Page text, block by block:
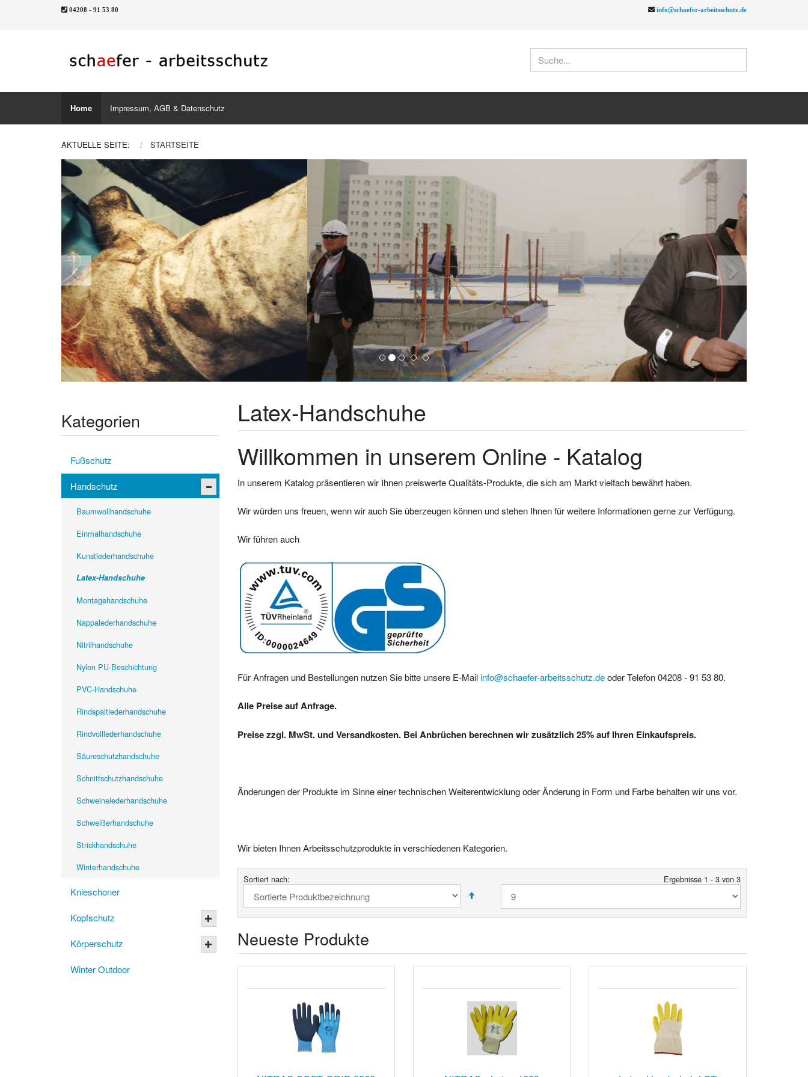
04208 - 91 53 80 info@schaefer-arbeitsschutz.de
Home Impressum, AGB & Datenschutz
AKTUELLE SEITE: STARTSEITE
Previous Next
Latex-Handschuhe
Willkommen in unserem Online - Katalog
In unserem Katalog präsentieren wir Ihnen preiswerte Qualitäts-Produkte, die sich am Markt vielfach bewährt haben.
Wir würden uns freuen, wenn wir auch Sie überzeugen können und stehen Ihnen für weitere Informationen gerne zur Verfügung.
Wir führen auch
Für Anfragen und Bestellungen nutzen Sie bitte unsere E-Mailinfo@schaefer-arbeitsschutz.deoder Telefon 04208 - 91 53 80.
Alle Preise auf Anfrage.
Preise zzgl. MwSt. und Versandkosten. Bei Anbrüchen berechnen wir zusätzlich 25% auf Ihren Einkaufspreis.
Änderungen der Produkte im Sinne einer technischen Weiterentwicklung oder Änderung in Form und Farbe behalten wir uns vor.
Wir bieten Ihnen Arbeitsschutzprodukte in verschiedenen Kategorien.
Sortiert nach: Ergebnisse 1 - 3 von 3
Neueste Produkte
Kategorien
Fußschutz
Handschutz
Baumwollhandschuhe
Einmalhandschuhe
Kunstlederhandschuhe
Latex-Handschuhe
Montagehandschuhe
Nappalederhandschuhe
Nitrilhandschuhe
Nylon PU-Beschichtung
PVC-Handschuhe
Rindspaltlederhandschuhe
Rindvolllederhandschuhe
Säureschutzhandschuhe
Schnittschutzhandschuhe
Schweinelederhandschuhe
Schweißerhandschuhe
Strickhandschuhe
Winterhandschuhe
Knieschoner
Kopfschutz
Körperschutz
Winter Outdoor